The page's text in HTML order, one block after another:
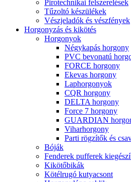
Pirotechnikai felszerelések
Tűzoltó készülékek
Vészjeladók és vészfények
Horgonyzás és kikötés
Horgonyok
Négykapás horgony
PVC bevonatú
FORCE horgony
Ekevas horgony
Laphorgonyok
CQR horgony
DELTA horgony
Force 7 horgony
GUARDIAN
Viharhorgony
Parti rögzítők és
Bóják
Fenderek pufferek
Kikötőbikák
Kötélrugó kutyacsont